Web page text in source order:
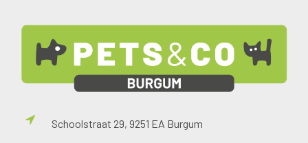
Schoolstraat 29, 9251 EA Burgum